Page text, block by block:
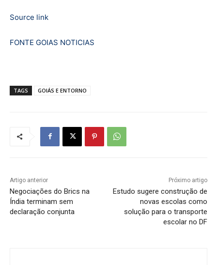
Source link
FONTE GOIAS NOTICIAS
TAGS GOIÁS E ENTORNO
Artigo anterior
Negociações do Brics na
Índia terminam sem
declaração conjunta
Próximo artigo
Estudo sugere construção de
novas escolas como
solução para o transporte
escolar no DF